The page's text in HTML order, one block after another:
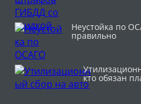
Неустойка по
правильно
кто обязан